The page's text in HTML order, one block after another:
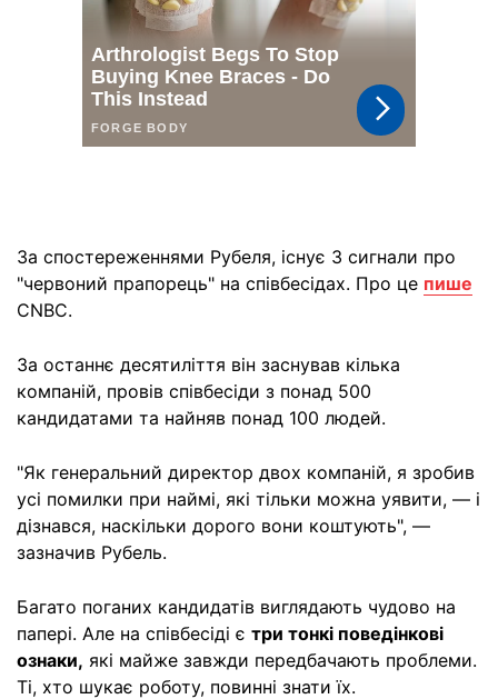
За спостереженнями Рубеля, існує 3 сигнали про
"червоний прапорець" на співбесідах. Про це пише
CNBC.
За останнє десятиліття він заснував кілька
компаній, провів співбесіди з понад 500
кандидатами та найняв понад 100 людей.
"Як генеральний директор двох компаній, я зробив
усі помилки при наймі, які тільки можна уявити, — і
дізнався, наскільки дорого вони коштують", —
зазначив Рубель.
Багато поганих кандидатів виглядають чудово на
папері. Але на співбесіді є три тонкі поведінкові
ознаки, які майже завжди передбачають проблеми.
Ті, хто шукає роботу, повинні знати їх.